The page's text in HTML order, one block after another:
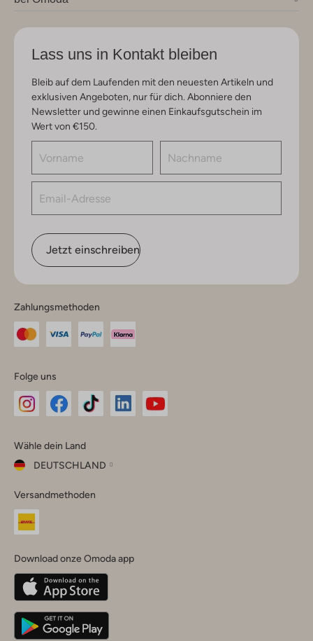
Lass uns in Kontakt bleiben
Bleib auf dem Laufenden mit den neuesten Artikeln und
exklusiven Angeboten, nur für dich. Abonniere den
Newsletter und gewinne einen Einkaufsgutschein im
Wert von €150.
Jetzt einschreiben
Zahlungsmethoden
Folge uns
Instagram
Facebook
TikTok
Wähle dein Land
DEUTSCHLAND
dein
Land
Belgique(Français)
Deutschland
Versandmethoden
Download onze Omoda app